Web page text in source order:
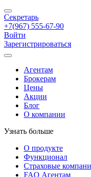
Секретарь
+7(967) 555-67-90
Войти
Зарегистрироваться
Агентам
Брокерам
Цены
Акции
Блог
О компании
Узнать больше
О продукте
Функционал
Страховые
FAQ Агентам